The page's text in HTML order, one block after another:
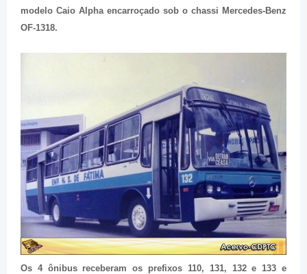
modelo Caio Alpha encarroçado sob o chassi Mercedes-Benz
OF-1318.
Os 4 ônibus receberam os prefixos 110, 131, 132 e 133 e